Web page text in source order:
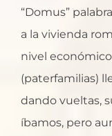
“Domus”
a la vivienda
nivel
(paterfamilias)
dando vueltas,
íbamos, pero